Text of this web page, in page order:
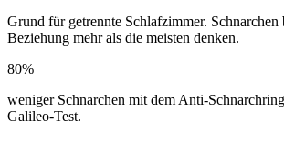
Grund für getrennte Schlafzimmer. Schnarchen
Beziehung mehr als die meisten denken.
80%
weniger Schnarchen mit dem Anti-
Galileo-Test.